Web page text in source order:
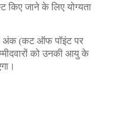
किए जाने के लिए योग्यता
अंक (कट ऑफ पॉइंट पर
को उनकी आयु के